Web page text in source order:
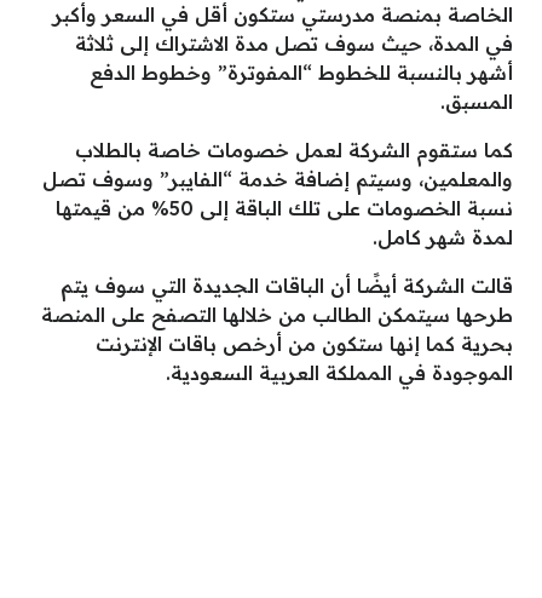
الخاصة بمنصة مدرستي ستكون أقل في السعر وأكبر
في المدة، حيث سوف تصل مدة الاشتراك إلى ثلاثة
أشهر بالنسبة للخطوط “المفوترة” وخطوط الدفع
المسبق.
كما ستقوم الشركة لعمل خصومات خاصة بالطلاب
والمعلمين، وسيتم إضافة خدمة “الفايبر” وسوف تصل
نسبة الخصومات على تلك الباقة إلى 50% من قيمتها
لمدة شهر كامل.
قالت الشركة أيضًا أن الباقات الجديدة التي سوف يتم
طرحها سيتمكن الطالب من خلالها التصفح على المنصة
بحرية كما إنها ستكون من أرخص باقات الإنترنت
الموجودة في المملكة العربية السعودية.